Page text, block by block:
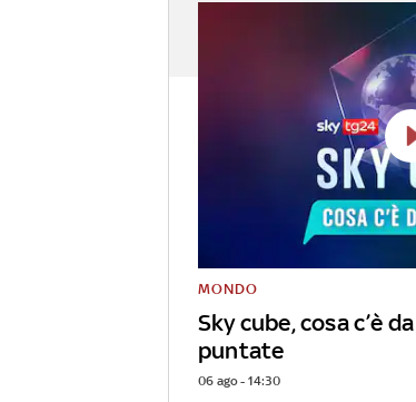
Sky cube, cosa c’è
puntate
MONDO
06 ago - 14:30